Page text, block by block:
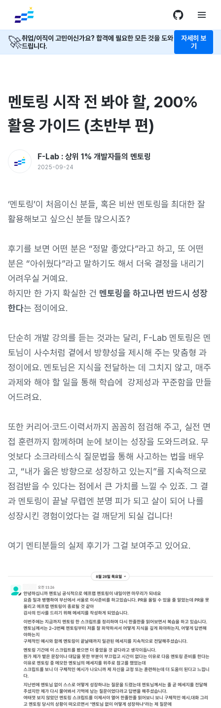
🚀취업/이직이 고민이신가요? 합격에 필요한 모든 것을 도와
드립니다.
자세히 보
기
멘토링 시작 전 봐야 할, 200%
활용 가이드 (초반부 편)
F-Lab : 상위 1% 개발자들의 멘토링
2025-09-24
‘멘토링’이 처음이신 분들, 혹은 비싼 멘토링을 최대한 잘
활용해보고 싶으신 분들 많으시죠?
후기를 보면 어떤 분은 “정말 좋았다”라고 하고, 또 어떤
분은 “아쉬웠다”라고 말하기도 해서 더욱 결정을 내리기
어려우실 거예요.
하지만 한 가지 확실한 건 멘토링을 하고나면 반드시 성장
한다는 점이에요.
단순히 개발 강의를 듣는 것과는 달리, F-Lab 멘토링은 멘
토님이 사수처럼 곁에서 방향성을 제시해 주는 맞춤형 과
정이에요. 멘토님은 지식을 전달하는 데 그치지 않고, 매주
과제와 해야 할 일을 통해 학습에 강제성과 꾸준함을 만들
어드려요.
또한 커리어·코드·이력서까지 꼼꼼히 점검해 주고, 실전 면
접 훈련까지 함께하며 눈에 보이는 성장을 도와드려요. 무
엇보다 소크라테스식 질문법을 통해 사고하는 법을 배우
고, “내가 옳은 방향으로 성장하고 있는지”를 지속적으로
점검받을 수 있다는 점에서 큰 가치를 느낄 수 있죠. 그 결
과 멘토링이 끝날 무렵엔 분명 피가 되고 살이 되어 나를
성장시킨 경험이었다는 걸 깨닫게 되실 겁니다!
여기 멘티분들의 실제 후기가 그걸 보여주고 있어요.